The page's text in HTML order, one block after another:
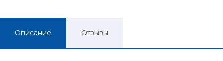
Описание Отзывы